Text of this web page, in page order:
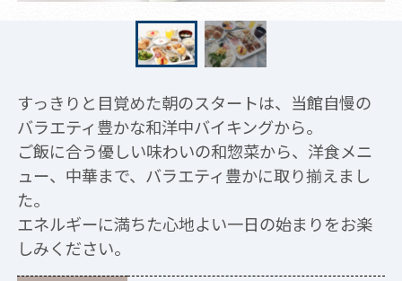
すっきりと目覚めた朝のスタートは、当館自慢の
バラエティ豊かな和洋中バイキングから。
ご飯に合う優しい味わいの和惣菜から、洋食メニ
ュー、中華まで、バラエティ豊かに取り揃えまし
た。
エネルギーに満ちた心地よい一日の始まりをお楽
しみください。